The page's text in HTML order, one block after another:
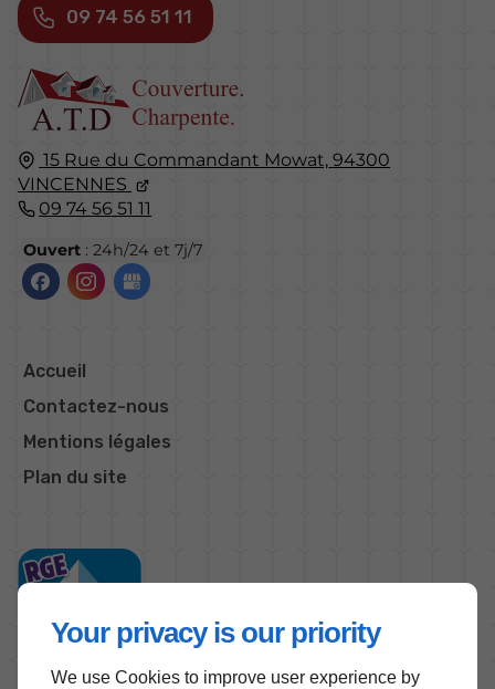
Your privacy is our priority
We use Cookies to improve user experience by
15 Rue du Commandant Mowat, 94300
VINCENNES
09 74 56 51 11
Ouvert: 24h/24 et 7j/7
Accueil
Contactez-nous
Mentions légales
Plan du site
09 74 56 51 11